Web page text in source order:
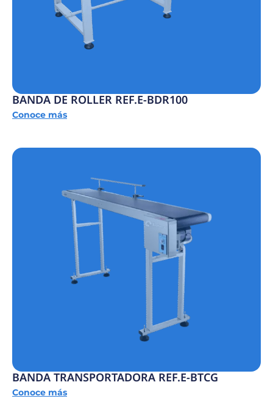
BANDA DE ROLLER REF.E-BDR100
Conoce más
BANDA TRANSPORTADORA REF.E-BTCG
Conoce más